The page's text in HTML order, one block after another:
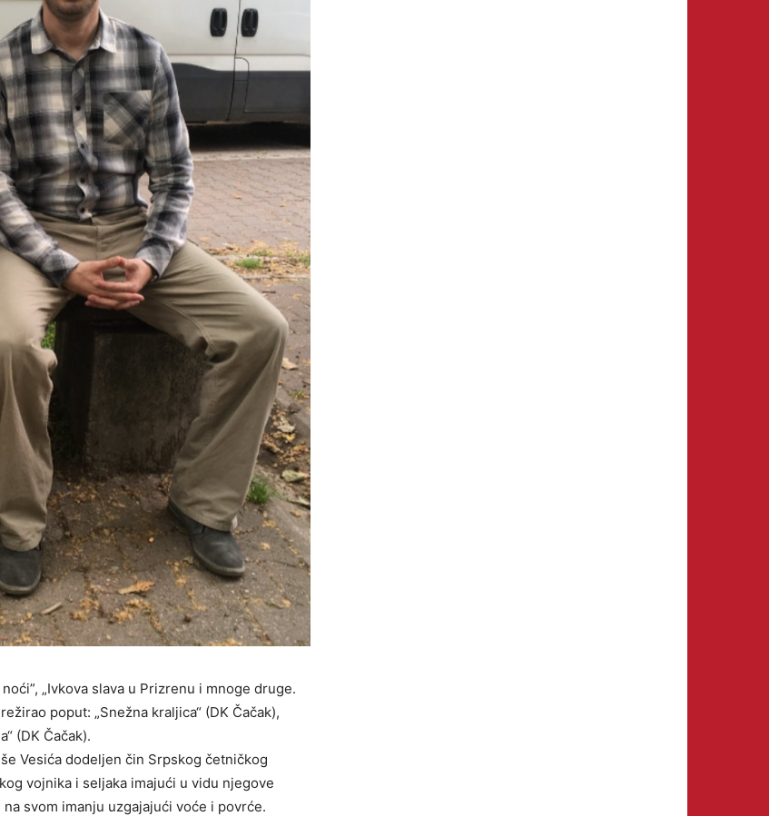
„Ivkova slava u Prizrenu i mnoge druge.
poput: „Snežna kraljica“ (DK Čačak),
(DK Čačak).
Vesića dodeljen čin Srpskog četničkog
vojnika i seljaka imajući u vidu njegove
svom imanju uzgajajući voće i povrće.